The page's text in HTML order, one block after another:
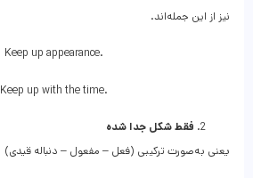
نیز از این جمله‌اند.
Keep up appearance.
Keep up with the time.
فقط شکل جدا شده
یعنی به‌صورت ترکیبی (فعل – مفعول – دنباله قیدی)